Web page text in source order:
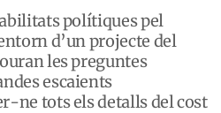
polítiques pel
d’un projecte del
les preguntes
escaients
ne tots els detalls del cost